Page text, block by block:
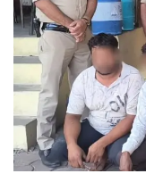
उत्तर प्रदेश
अंतर्राष्ट्रीय
कला संस्कृति
धर्म